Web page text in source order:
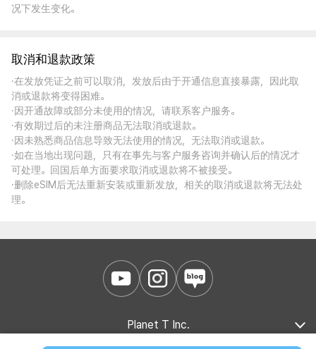
况下发生变化。
取消和退款政策
·在发放凭证之前可以取消，发放后由于开通信息直接暴露，因此取
消或退款将变得困难。
·因开通故障或部分未使用的情况，请联系客户服务。
·有效期过后的未注册商品无法取消或退款。
·因未熟悉商品信息导致无法使用的情况，无法取消或退款。
·如在当地出现问题，只有在事先与客户服务咨询并确认后的情况才
可处理。回国后单方面要求取消或退款将不被接受。
·删除eSIM后无法重新安装或重新发放，相关的取消或退款将无法处
理。
Planet T Inc.